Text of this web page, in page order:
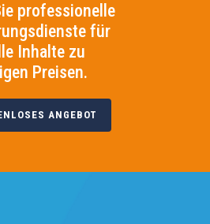
professionelle
für
Inhalte zu
Preisen.
ANGEBOT